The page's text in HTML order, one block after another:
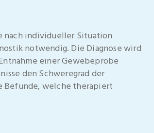
nach individueller Situation
notwendig. Die Diagnose wird
einer Gewebeprobe
den Schweregrad der
Befunde, welche therapiert